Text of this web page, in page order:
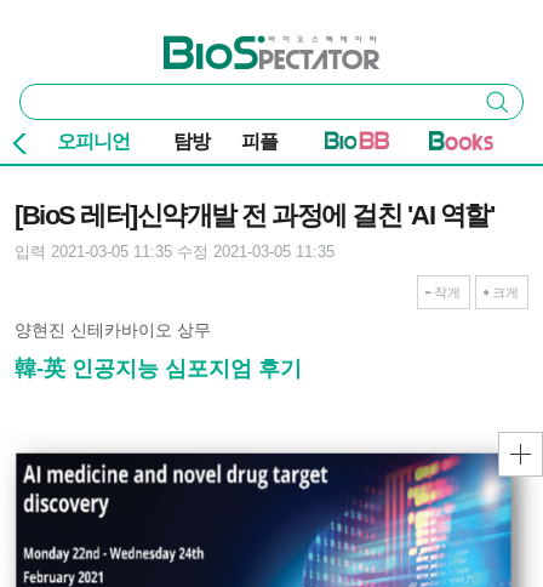
바이오스펙테이터
통
합
검
색
검색
오피니언 탐방 피플
[BioS 레터]신약개발 전 과정에 걸친 'AI 역할'
입력 2021-03-05 11:35 수정 2021-03-05 11:35
작게 크게
양현진 신테카바이오 상무
韓-英 인공지능 심포지엄 후기